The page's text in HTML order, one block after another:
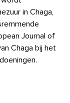
in Chaga,
Journal of
Chaga bij het